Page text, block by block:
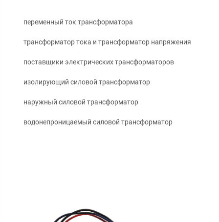
переменный ток трансформатора
трансформатор тока и трансформатор напряжения
поставщики электрических трансформаторов
изолирующий силовой трансформатор
наружный силовой трансформатор
водонепроницаемый силовой трансформатор